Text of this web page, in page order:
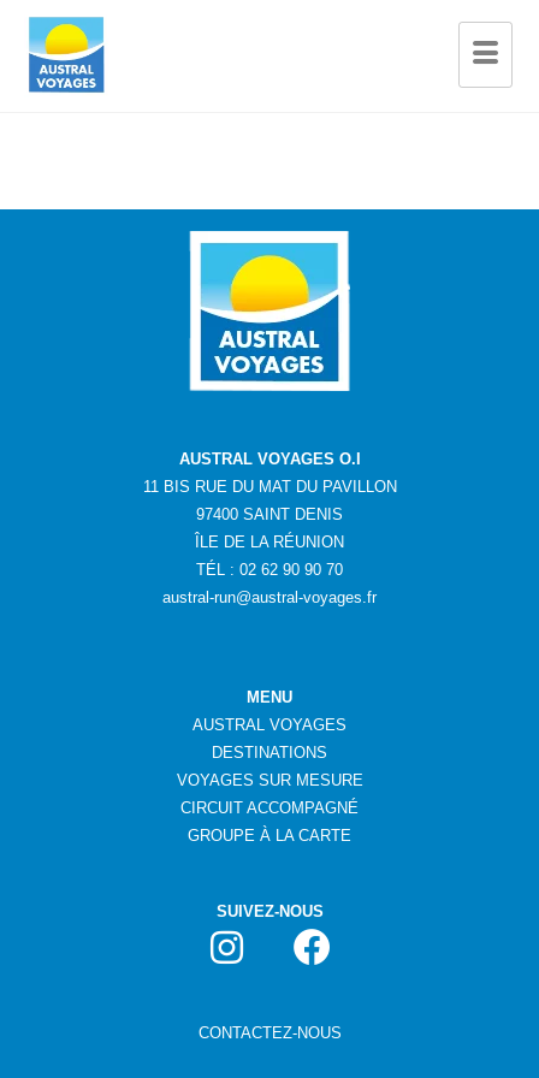
AUSTRAL VOYAGES O.I
11 BIS RUE DU MAT DU PAVILLON
97400 SAINT DENIS
ÎLE DE LA RÉUNION
TÉL : 02 62 90 90 70
austral-run@austral-voyages.fr
MENU
AUSTRAL VOYAGES
DESTINATIONS
VOYAGES SUR MESURE
CIRCUIT ACCOMPAGNÉ
GROUPE À LA CARTE
SUIVEZ-NOUS
CONTACTEZ-NOUS